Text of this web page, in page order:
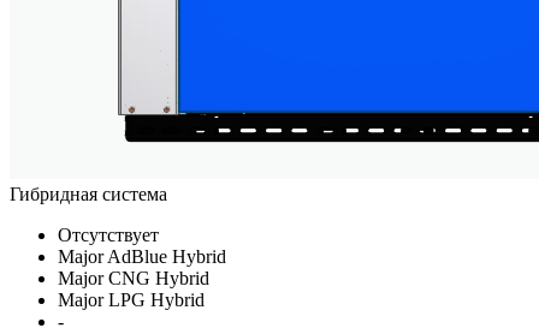
Гибридная система
Отсутствует
Major AdBlue Hybrid
Major CNG Hybrid
Major LPG Hybrid
-